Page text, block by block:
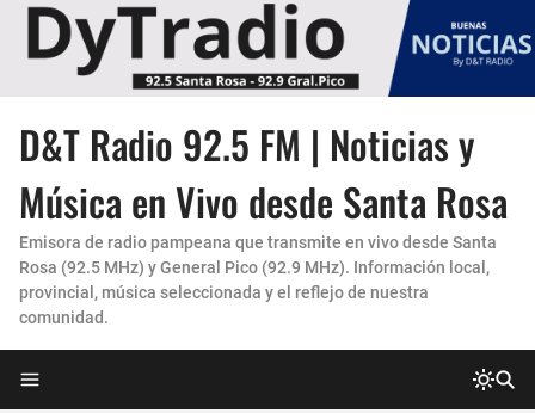
D&T Radio 92.5 FM | Noticias y
Música en Vivo desde Santa Rosa
Emisora de radio pampeana que transmite en vivo desde Santa
Rosa (92.5 MHz) y General Pico (92.9 MHz). Información local,
provincial, música seleccionada y el reflejo de nuestra
comunidad.
La Experiencia "Pampa Adentro" en 4x4:
Un Faro de Cuidado para Nuestros Mayores
Invitación Taller “Padres preparados, hijos con carácter”
Danzas Amanecer sureño en Con Pasión
Vicky Fleck presenta su primer trabajo musical AMENA...